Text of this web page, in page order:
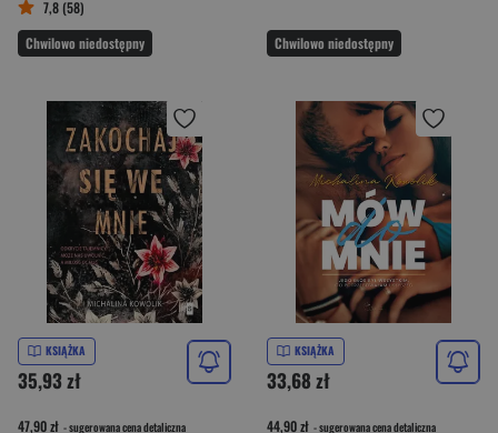
7,8 (58)
Chwilowo niedostępny
Chwilowo niedostępny
KSIĄŻKA
35,93 zł
47,90 zł - sugerowana cena detaliczna
KSIĄŻKA
33,68 zł
44,90 zł - sugerowana cena detaliczna